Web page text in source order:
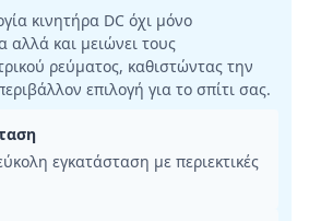
κινητήρα DC όχι μόνο
αλλά και μειώνει τους
ρεύματος, καθιστώντας την
επιλογή για το σπίτι σας.
εγκατάσταση με περιεκτικές